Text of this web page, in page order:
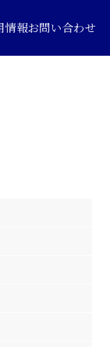
情報お問い合わせ